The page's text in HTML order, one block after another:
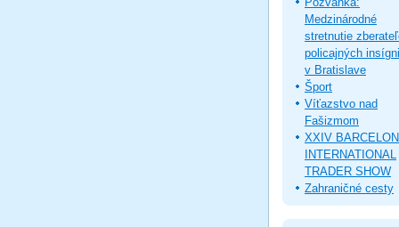
Medzinárodné
stretnutie
policajných
v Bratislave
Šport
Víťazstvo nad
Fašizmom
XXIV
INTERNATIONAL
TRADER SHOW
Zahraničné cesty